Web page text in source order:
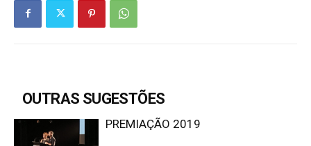
OUTRAS SUGESTÕES
PREMIAÇÃO 2019